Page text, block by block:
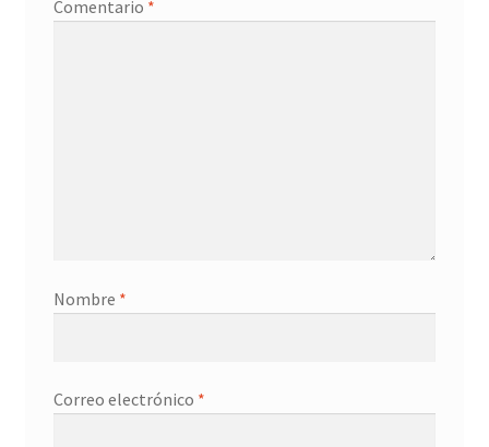
Comentario *
Nombre *
Correo electrónico *